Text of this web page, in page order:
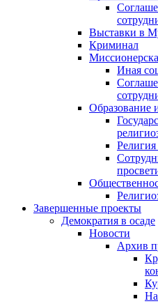
Выставки в
Криминал
Иная
Образование
Завершенные проекты
Демократия в осаде
Новости
Архив